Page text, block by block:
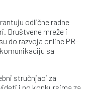
odlične radne
Društvene mreže i
do razvoja online PR-
sa
stručnjaci za
i po konkursima za